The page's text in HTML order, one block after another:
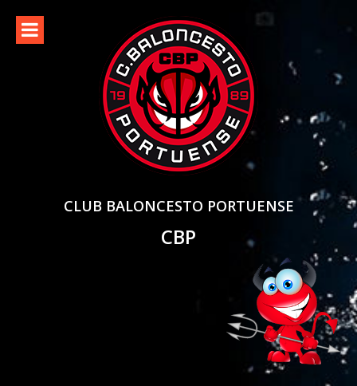
content
CLUB BALONCESTO PORTUENSE
CBP